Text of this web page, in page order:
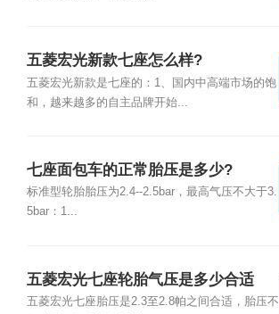
五菱宏光新款七座怎么样?
五菱宏光新款是七座的：1、国内中高端市场的饱
和，越来越多的自主品牌开始...
七座面包车的正常胎压是多少?
标准型轮胎胎压为2.4--2.5bar，最高气压不大于3.
5bar：1...
五菱宏光七座轮胎气压是多少合适
五菱宏光七座胎压是2.3至2.8帕之间合适，胎压不